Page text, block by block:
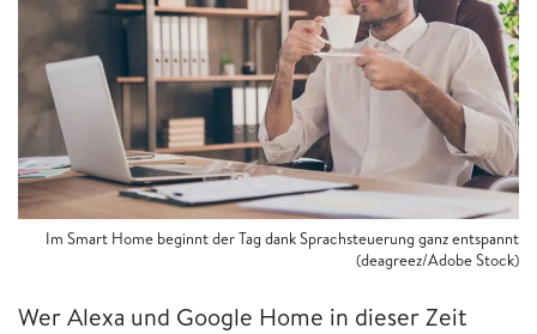
Im Smart Home beginnt der Tag dank Sprachsteuerung ganz entspannt
(deagreez/Adobe Stock)
Wer Alexa und Google Home in dieser Zeit